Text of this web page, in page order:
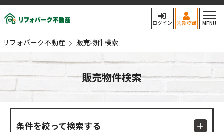
リフォパーク不動産
ログイン 会員登録 MENU
リフォパーク不動産 販売物件検索
販売物件検索
条件を絞って検索する